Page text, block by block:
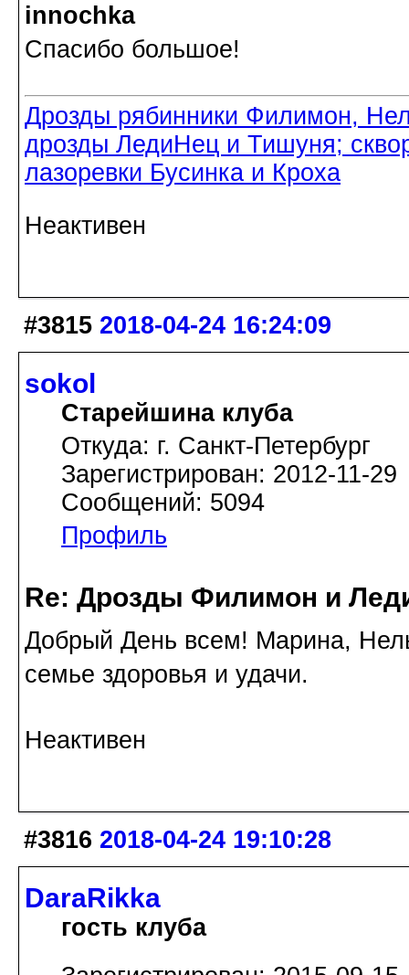
innochka
Спасибо большое!
Дрозды рябинники Филимон,
дрозды ЛедиНец и Тишуня;
лазоревки Бусинка и Кроха
Неактивен
#3815 2018-04-24 16:24:09
sokol
Старейшина клуба
Откуда: г. Санкт-Петербург
Зарегистрирован: 2012-11-29
Сообщений: 5094
Профиль
Re: Дрозды Филимон и
Добрый День всем! Марина,
семье здоровья и удачи.
Неактивен
#3816 2018-04-24 19:10:28
DaraRikka
гость клуба